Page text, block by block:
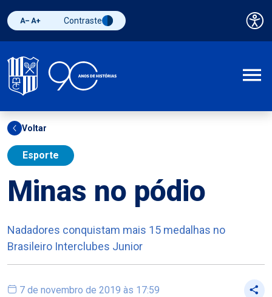
Diminuir fonte
Aumentar fonteAlternar contraste
Contraste
Voltar
Esporte
Minas no pódio
Nadadores conquistam mais 15 medalhas no
Brasileiro Interclubes Junior
7 de novembro de 2019 às 17:59